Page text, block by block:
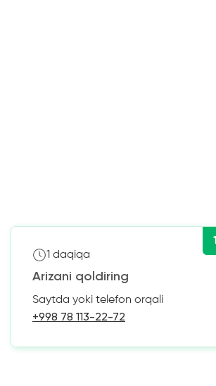
1
1 daqiqa
Arizani qoldiring
Saytda yoki telefon orqali
+998 78 113-22-72